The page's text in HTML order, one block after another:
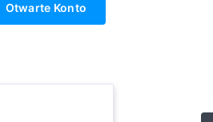
Otwarte Konto